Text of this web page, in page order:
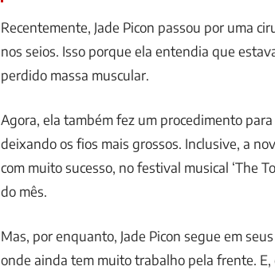
Recentemente, Jade Picon passou por uma
nos seios. Isso porque ela entendia que
perdido massa muscular.
Agora, ela também fez um procedimento
deixando os fios mais grossos. Inclusive, a
com muito sucesso, no festival musical ‘The
do mês.
Mas, por enquanto, Jade Picon segue em
onde ainda tem muito trabalho pela frente.